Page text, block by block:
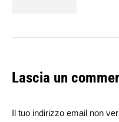
Lascia un
Il tuo indirizzo email non